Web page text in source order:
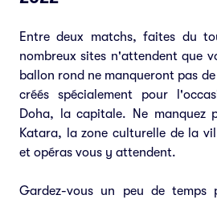
Entre deux matchs, faites du
nombreux sites n'attendent que
ballon rond ne manqueront pas
créés spécialement pour
Doha, la capitale. Ne manquez
Katara, la zone culturelle de la
et opéras vous y attendent.
Gardez-vous un peu de temps